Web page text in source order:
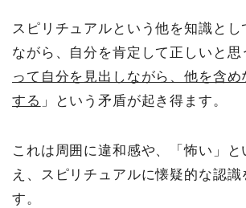
スピリチュアルという他を知識とし
ながら、自分を肯定して正しいと思
って自分を見出しながら、他を含
する 」という矛盾が起き得ます。
これは周囲に違和感や、「怖い」
え、スピリチュアルに懐疑的な認識
す。